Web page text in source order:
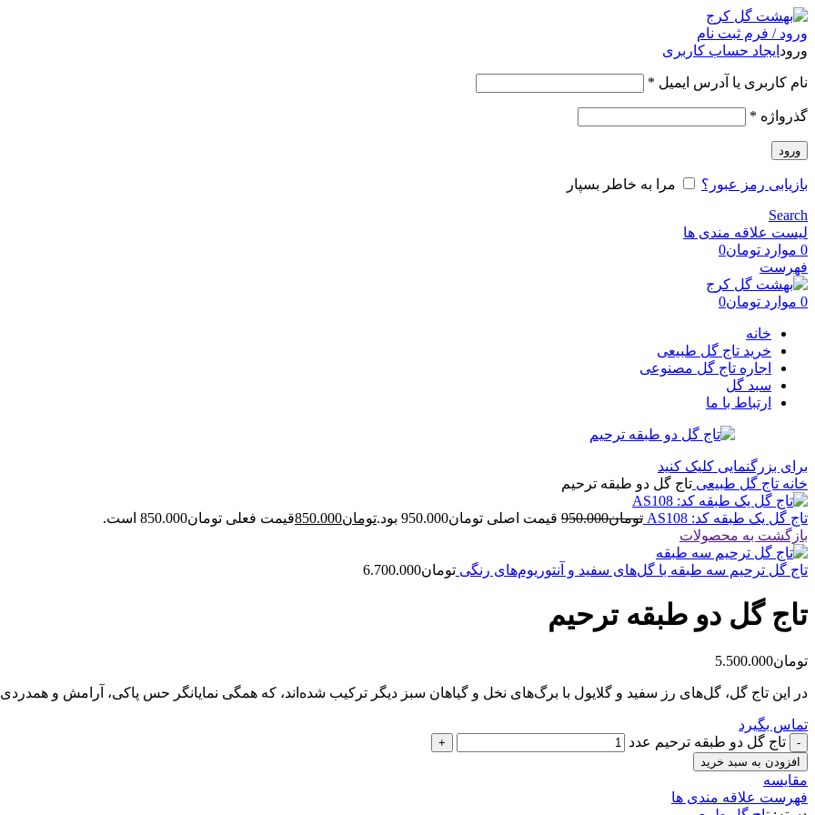
ورود / فرم ثبت نام
ورود ایجاد حساب کاربری
نام کاربری یا آدرس ایمیل *
گذرواژه *
ورود
بازیابی رمز عبور؟
مرا به خاطر بسپار
Search
لیست علاقه مندی ها
0 موارد تومان0
فهرست
0 موارد تومان0
خانه
خرید تاج گل طبیعی
اجاره تاج گل مصنوعی
سبد گل
ارتباط با ما
برای بزرگنمایی کلیک کنید
خانه تاج گل طبیعی تاج گل دو طبقه ترحیم
تاج گل یک طبقه کد: AS108 تومان950.000 قیمت اصلی تومان950.000 بود. تومان850.000قیمت فعلی تومان850.000 است.
بازگشت به محصولات
تاج گل ترحیم سه طبقه با گل‌های سفید و آنتوریوم‌های رنگی تومان6.700.000
تاج گل دو طبقه ترحیم
تومان5.500.000
در این تاج گل، گل‌های رز سفید و گلایول با برگ‌های نخل و گیاهان سبز دیگر ترکیب شده‌اند، که همگی نمایانگر حس پاکی، آرامش و
تماس بگیرد
تاج گل دو طبقه ترحیم عدد
افزودن به سبد خرید
مقایسه
فهرست علاقه مندی ها